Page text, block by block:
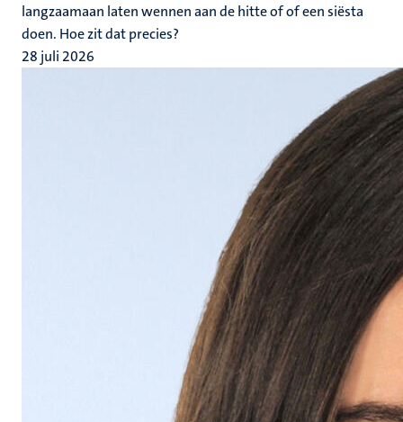
langzaamaan laten wennen aan de hitte of of een siësta
doen. Hoe zit dat precies?
28 juli 2026